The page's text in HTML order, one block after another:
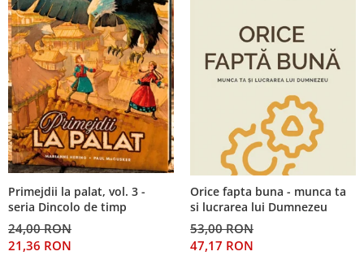
Primejdii la palat, vol. 3 -
seria Dincolo de timp
24,00 RON
21,36 RON
Orice fapta buna - munca ta
si lucrarea lui Dumnezeu
53,00 RON
47,17 RON